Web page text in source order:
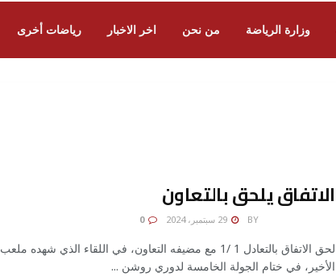
وزارة الرياضة من نحن اخر الاخبار رياضات أخرى
الاتفاق يلحق بالتعاون
BY
0
لحق الاتفاق بالتعادل 1 /1 مع مضيفه التعاون، في اللقاء الذي شهده ملعب
الأخير، في ختام الجولة الخامسة لدوري روشن ...